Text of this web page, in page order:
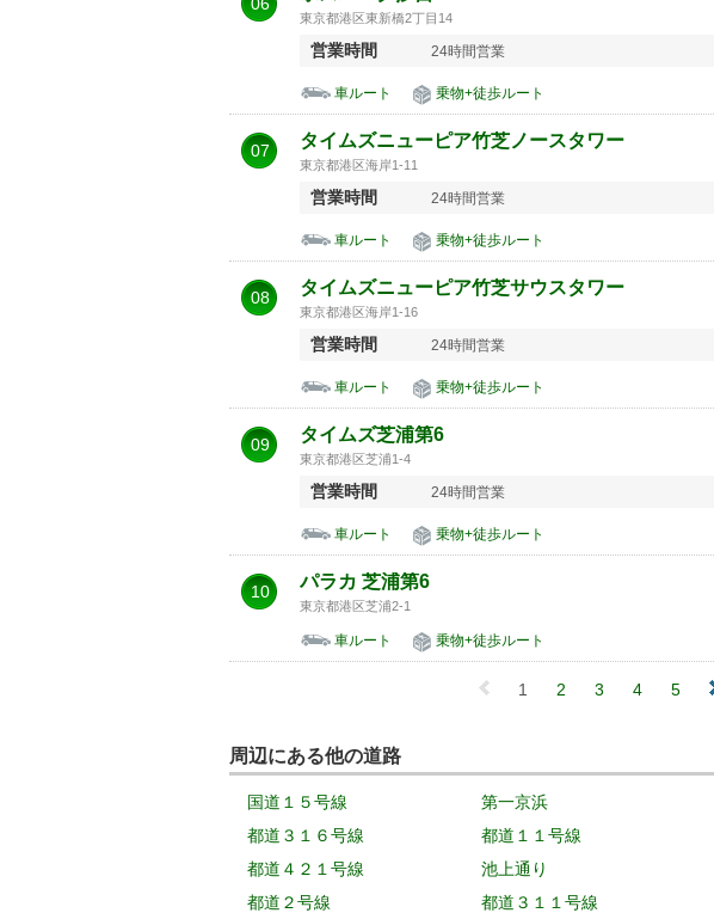
東京都港区東新橋2丁目14
営業時間 24時間営業
車ルート 乗物+徒歩ルート
07 タイムズニューピア竹芝ノースタワー
東京都港区海岸1-11
営業時間 24時間営業
車ルート 乗物+徒歩ルート
08 タイムズニューピア竹芝サウスタワー
東京都港区海岸1-16
営業時間 24時間営業
車ルート 乗物+徒歩ルート
09 タイムズ芝浦第6
東京都港区芝浦1-4
営業時間 24時間営業
車ルート 乗物+徒歩ルート
10 パラカ 芝浦第6
東京都港区芝浦2-1
車ルート 乗物+徒歩ルート
1 2 3 4 5
周辺にある他の道路
国道１５号線 第一京浜
都道３１６号線
都道１１号線
都道４２１号線
池上通り
都道２号線
都道３１１号線